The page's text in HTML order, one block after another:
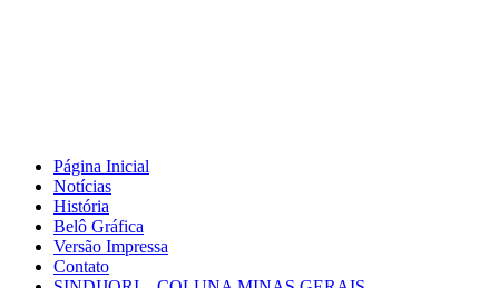
Página Inicial
Notícias
História
Belô Gráfica
Versão Impressa
Contato